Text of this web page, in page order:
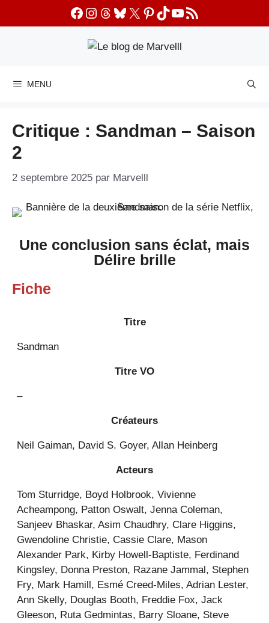
Facebook
Instagram
Threads
Bluesky
X Pinterest
TikTok
YouTube
Flux RSS
MENU
Critique : Sandman – Saison
2
2 septembre 2025 par Marvelll
Une conclusion sans éclat, mais
Délire brille
Fiche
Titre
Sandman
Titre VO
–
Créateurs
Neil Gaiman, David S. Goyer, Allan Heinberg
Acteurs
Tom Sturridge, Boyd Holbrook, Vivienne
Acheampong, Patton Oswalt, Jenna Coleman,
Sanjeev Bhaskar, Asim Chaudhry, Clare Higgins,
Gwendoline Christie, Cassie Clare, Mason
Alexander Park, Kirby Howell-Baptiste, Ferdinand
Kingsley, Donna Preston, Razane Jammal, Stephen
Fry, Mark Hamill, Esmé Creed-Miles, Adrian Lester,
Ann Skelly, Douglas Booth, Freddie Fox, Jack
Gleeson, Ruta Gedmintas, Barry Sloane, Steve